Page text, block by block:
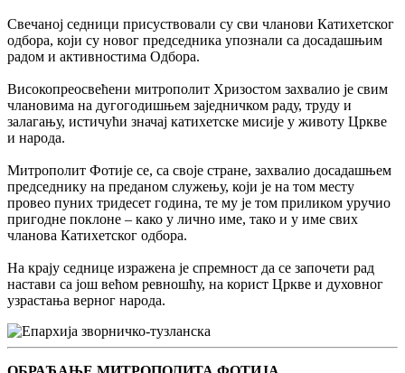
Свечаној седници присуствовали су сви чланови Катихетског
одбора, који су новог председника упознали са досадашњим
радом и активностима Одбора.
Високопреосвећени митрополит Хризостом захвалио је свим
члановима на дугогодишњем заједничком раду, труду и
залагању, истичући значај катихетске мисије у животу Цркве
и народа.
Митрополит Фотије се, са своје стране, захвалио досадашњем
председнику на преданом служењу, који је на том месту
провео пуних тридесет година, те му је том приликом уручио
пригодне поклоне – како у лично име, тако и у име свих
чланова Катихетског одбора.
На крају седнице изражена је спремност да се започети рад
настави са још већом ревношћу, на корист Цркве и духовног
узрастања верног народа.